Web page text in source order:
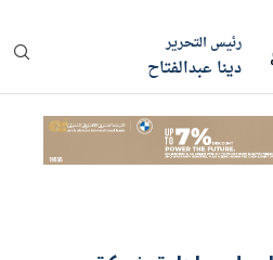
رئيس التحرير
دينا عبدالفتاح